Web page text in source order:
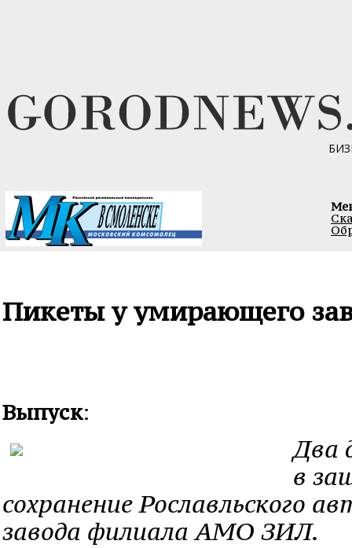
Пикеты у умирающего
Выпуск:
Два
в
сохранение Рославльского
завода филиала АМО ЗИЛ.